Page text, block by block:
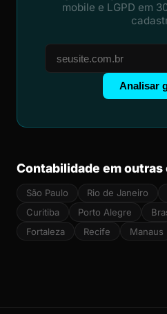
mobile e LGPD em
Analisar
Contabilidade em outras
São Paulo Rio de Janeiro
Curitiba
Porto Alegre
Fortaleza
Recife Manaus